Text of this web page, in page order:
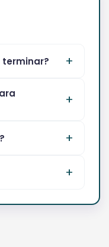
terminar?